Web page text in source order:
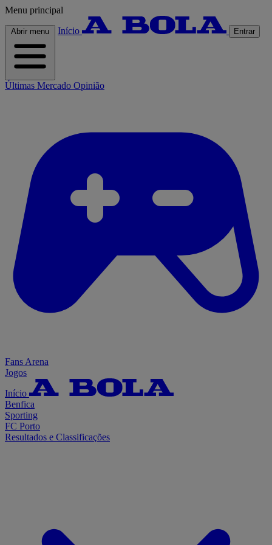
Menu principal
Abrir menu Início Entrar
Últimas Mercado Opinião
Fans Arena
Jogos
Início
Benfica
Sporting
FC Porto
Resultados e Classificações